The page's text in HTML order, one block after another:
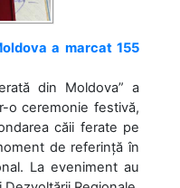
a marcat 155
din Moldova” a
o ceremonie festivă,
căii ferate pe
de referință în
La eveniment au